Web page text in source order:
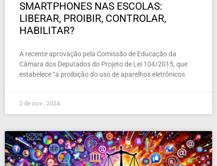
SMARTPHONES NAS ESCOLAS:
LIBERAR, PROIBIR, CONTROLAR,
HABILITAR?
A recente aprovação pela Comissão de Educação da
Câmara dos Deputados do Projeto de Lei 104/2015, que
estabelece “a proibição do uso de aparelhos eletrônicos
2 de nov , 2024